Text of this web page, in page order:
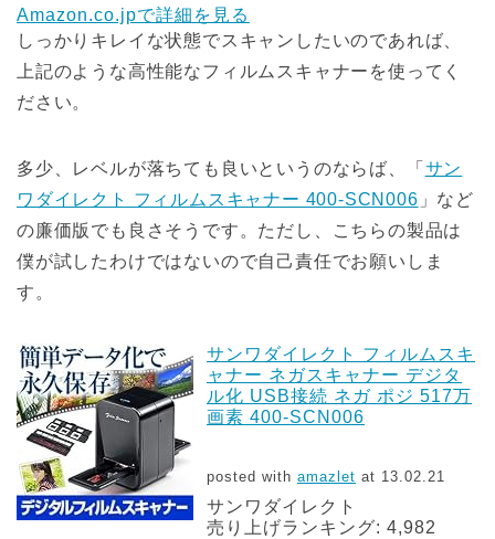
Amazon.co.jpで詳細を見る
しっかりキレイな状態でスキャンしたいのであれば、
上記のような高性能なフィルムスキャナーを使ってく
ださい。
多少、レベルが落ちても良いというのならば、「 サン
ワダイレクト フィルムスキャナー 400-SCN006 」など
の廉価版でも良さそうです。ただし、こちらの製品は
僕が試したわけではないので自己責任でお願いしま
す。
サンワダイレクト フィルムスキ
ャナー ネガスキャナー デジタ
ル化 USB接続 ネガ ポジ 517万
画素 400-SCN006
posted with amazlet at 13.02.21
サンワダイレクト
売り上げランキング: 4,982